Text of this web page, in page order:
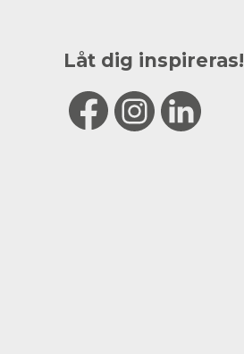
Låt dig inspireras!